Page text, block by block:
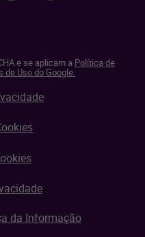
e se aplicam a Política de
de Uso do Google.
da Informação